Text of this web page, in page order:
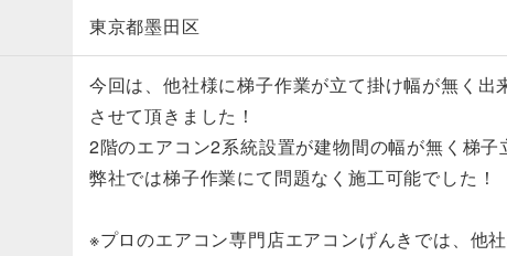
東京都墨田区
今回は、他社様に梯子作業が立て掛け幅が無く
させて頂きました！
2階のエアコン2系統設置が建物間の幅が無く梯
弊社では梯子作業にて問題なく施工可能でした！
※プロのエアコン専門店エアコンげんきでは、他